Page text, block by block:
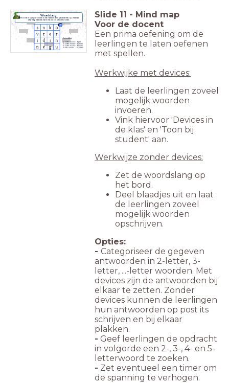
Woordslang
Vind zoveel mogelijk woorden in het vierkant. Je mag alle kanten op, maar een
letter mag maar één keer in het woord gebruikt worden.
Slide 11 - Mind map
Voor de docent
Een prima oefening om de
leerlingen te laten oefenen
met spellen.
Werkwijke met devices:
Laat de leerlingen zoveel
mogelijk woorden
invoeren.
Vink hiervoor 'Devices in
de klas' en 'Toon bij
student' aan.
Werkwijze zonder devices:
Zet de woordslang op
het bord.
Deel blaadjes uit en laat
de leerlingen zoveel
mogelijk woorden
opschrijven.
Opties:
- Categoriseer de gegeven
antwoorden in 2-letter, 3-
letter, ...-letter woorden. Met
devices zijn de antwoorden bij
elkaar te zetten. Zonder
devices kunnen de leerlingen
hun antwoorden op post its
schrijven en bij elkaar
plakken.
- Geef leerlingen de opdracht
in volgorde een 2-, 3-, 4- en 5-
letterwoord te zoeken.
- Zet eventueel een timer om
de spanning te verhogen.